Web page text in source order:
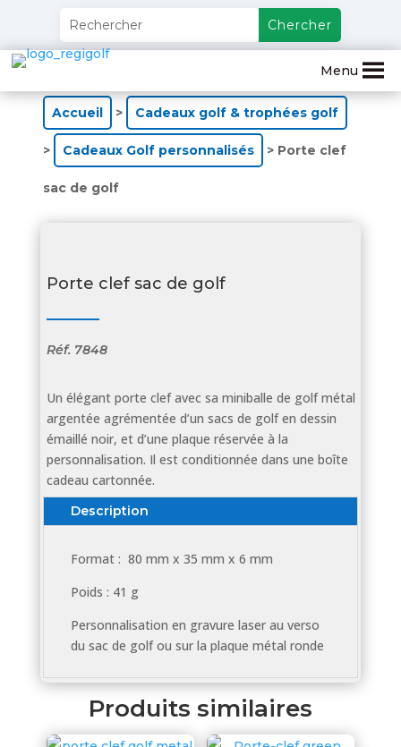
Menu
Accueil > Cadeaux golf & trophées golf
> Cadeaux Golf personnalisés > Porte clef
sac de golf
Porte clef sac de golf
Réf. 7848
Un élégant porte clef avec sa miniballe de golf métal
argentée agrémentée d’un sacs de golf en dessin
émaillé noir, et d’une plaque réservée à la
personnalisation. Il est conditionnée dans une boîte
cadeau cartonnée.
Description
Format : 80 mm x 35 mm x 6 mm
Poids : 41 g
Personnalisation en gravure laser au verso
du sac de golf ou sur la plaque métal ronde
Produits similaires